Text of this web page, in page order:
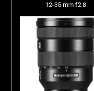
12-35 mm f2.8